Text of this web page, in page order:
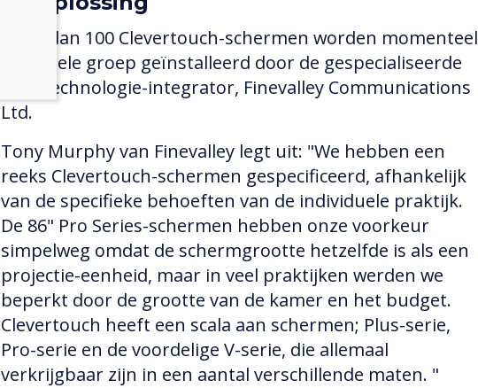
Meer dan 100 Clevertouch-schermen worden momenteel
in de hele groep geïnstalleerd door de gespecialiseerde
NHS-technologie-integrator, Finevalley Communications
Ltd.
Tony Murphy van Finevalley legt uit: "We hebben een
reeks Clevertouch-schermen gespecificeerd, afhankelijk
van de specifieke behoeften van de individuele praktijk.
De 86" Pro Series-schermen hebben onze voorkeur
simpelweg omdat de schermgrootte hetzelfde is als een
projectie-eenheid, maar in veel praktijken werden we
beperkt door de grootte van de kamer en het budget.
Clevertouch heeft een scala aan schermen; Plus-serie,
Pro-serie en de voordelige V-serie, die allemaal
verkrijgbaar zijn in een aantal verschillende maten. "